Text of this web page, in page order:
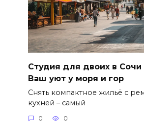
Студия для двоих в Сочи
Ваш уют у моря и гор
Снять компактное жильё с
кухней – самый
0 0